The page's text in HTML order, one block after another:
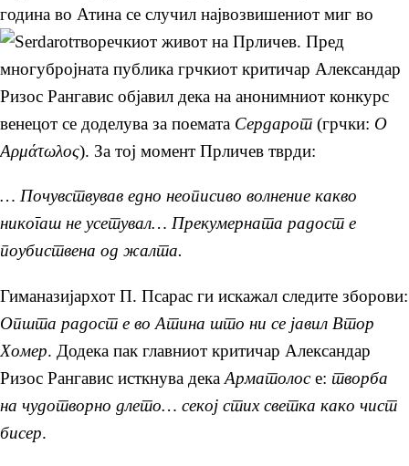
година во Атина се случил највозвишениот миг во
творечкиот живот на Прличев. Пред
многубројната публика грчкиот критичар Александар
Ризос Рангавис објавил дека на анонимниот конкурс
венецот се доделува за поемата Сердарот (грчки: Ο
Αρμάτωλος). За тој момент Прличев тврди:
… Почувствував едно неописиво волнение какво
никогаш не усетувал… Прекумерната радост е
поубиствена од жалта.
Гиманазијархот П. Псарас ги искажал следите зборови:
Општа радост е во Атина што ни се јавил Втор
Хомер. Додека пак главниот критичар Александар
Ризос Рангавис исткнува дека Арматолосе: творба
на чудотворно длето… секој стих светка како чист
бисер.